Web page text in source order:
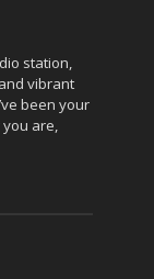
station,
vibrant
been your
are,